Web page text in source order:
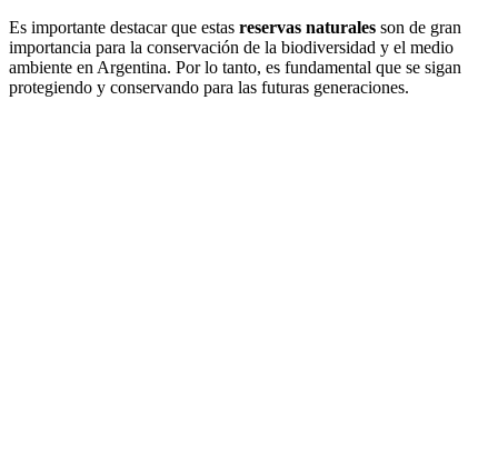
Es importante destacar que estas reservas naturales son de gran
importancia para la conservación de la biodiversidad y el medio
ambiente en Argentina. Por lo tanto, es fundamental que se sigan
protegiendo y conservando para las futuras generaciones.